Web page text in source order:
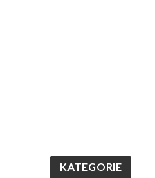
KATEGORIE